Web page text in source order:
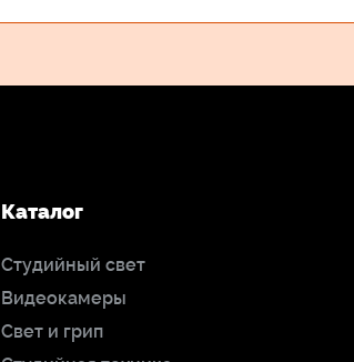
Каталог
Студийный свет
Видеокамеры
Свет и грип